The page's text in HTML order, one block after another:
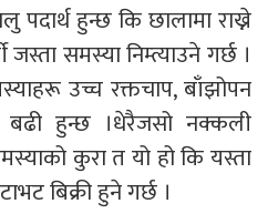
पदार्थ हुन्छ कि छालामा राख्ने
समस्या निम्त्याउने गर्छ ।
उच्च रक्तचाप, बाँझोपन
हुन्छ ।धेरैजसो नक्कली
कुरा त यो हो कि यस्ता
बिक्री हुने गर्छ ।